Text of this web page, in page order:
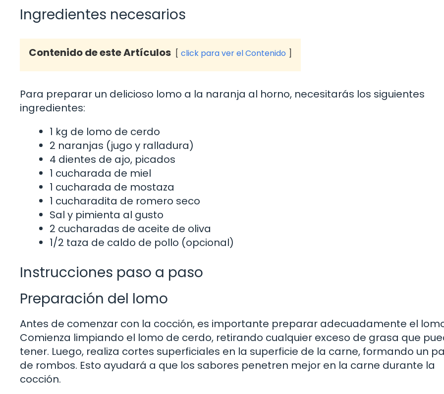
Ingredientes necesarios
Contenido de este Artículos click para ver el Contenido
Para preparar un delicioso lomo a la naranja al horno, necesitarás los siguientes
ingredientes:
1 kg de lomo de cerdo
2 naranjas (jugo y ralladura)
4 dientes de ajo, picados
1 cucharada de miel
1 cucharada de mostaza
1 cucharadita de romero seco
Sal y pimienta al gusto
2 cucharadas de aceite de oliva
1/2 taza de caldo de pollo (opcional)
Instrucciones paso a paso
Preparación del lomo
Antes de comenzar con la cocción, es importante preparar adecuadamente el
Comienza limpiando el lomo de cerdo, retirando cualquier exceso de grasa que
tener. Luego, realiza cortes superficiales en la superficie de la carne, formando un
de rombos. Esto ayudará a que los sabores penetren mejor en la carne durante la
cocción.